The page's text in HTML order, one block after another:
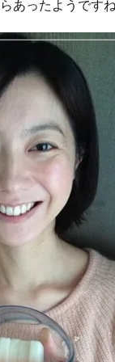
あったようです